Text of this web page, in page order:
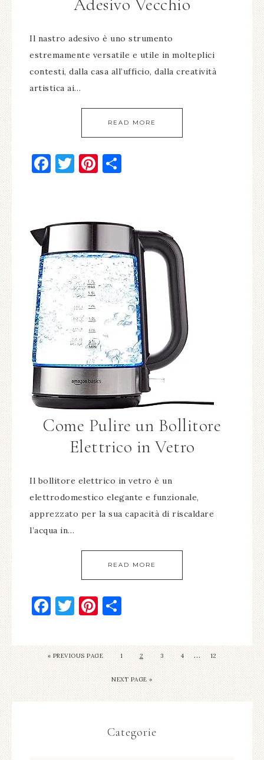
Adesivo Vecchio​
Il nastro adesivo è uno strumento
estremamente versatile e utile in molteplici
contesti, dalla casa all’ufficio, dalla creatività
artistica ai…
READ MORE
Facebook
Twitter
Pinterest
Come Pulire un Bollitore
Elettrico in Vetro
Il bollitore elettrico in vetro è un
elettrodomestico elegante e funzionale,
apprezzato per la sua capacità di riscaldare
l’acqua in…
READ MORE
Facebook
Twitter
Pinterest
« PREVIOUS PAGE 1 2 3 4 … 12
NEXT PAGE »
Categorie